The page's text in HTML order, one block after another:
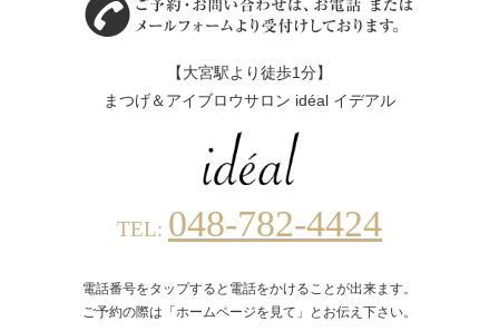
【大宮駅より徒歩1分】
まつげ＆アイブロウサロン idéal イデアル
TEL: 048-782-4424
電話番号をタップすると電話をかけることが出来ます。
ご予約の際は「ホームページを見て」とお伝え下さい。